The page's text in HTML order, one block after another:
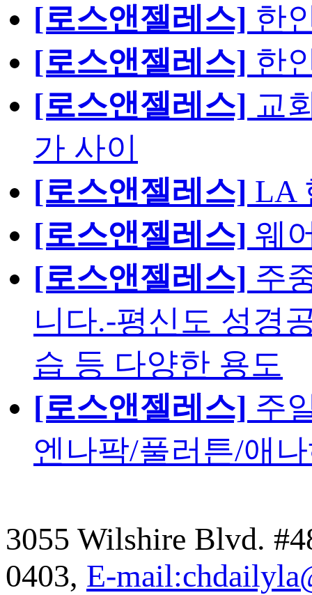
[로스앤젤레스] 한
[로스앤젤레스] 한
[로스앤젤레스] 교
가 사이
[로스앤젤레스] LA
[로스앤젤레스] 웨
[로스앤젤레스] 주
니다.-평신도 성경
습 등 다양한 용도
[로스앤젤레스] 주
엔나팍/풀러튼/애
3055 Wilshire Blvd.
0403, E-